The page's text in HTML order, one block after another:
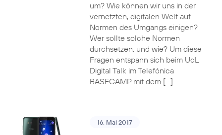
um? Wie können wir uns in der
vernetzten, digitalen Welt auf
Normen des Umgangs einigen?
Wer sollte solche Normen
durchsetzen, und wie? Um diese
Fragen entspann sich beim UdL
Digital Talk im Telefónica
BASECAMP mit dem […]
16. Mai 2017